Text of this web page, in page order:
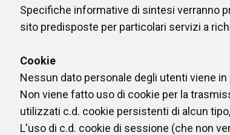
Specifiche informative di sintesi verranno
sito predisposte per particolari servizi a
Cookie
Nessun dato personale degli utenti viene
Non viene fatto uso di cookie per la
utilizzati c.d. cookie persistenti di alcun
L'uso di c.d. cookie di sessione (che non